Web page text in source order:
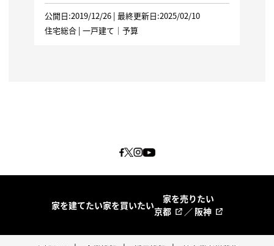
公開日:2019/12/26 | 最終更新日:2025/02/10
住宅総合| 一戸建て ｜ 予算
家を建てたい家を買いたい
家を売りたい
京都
／ 阪神